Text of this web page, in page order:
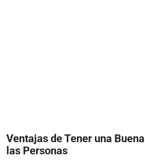
Ventajas de Tener una
las Personas